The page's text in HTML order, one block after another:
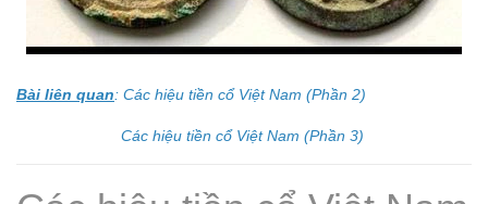
Bài liên quan: Các hiệu tiền cổ Việt Nam (Phần 2)
Các hiệu tiền cổ Việt Nam (Phần 3)